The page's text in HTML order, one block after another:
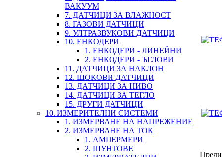
ВАКУУМ
7. ДАТЧИЦИ ЗА ВЛАЖНОСТ
8. ГАЗОВИ ДАТЧИЦИ
9. УЛТРАЗВУКОВИ ДАТЧИЦИ
10. ЕНКОДЕРИ
1. ЕНКОДЕРИ - ЛИНЕЙНИ
2. ЕНКОДЕРИ - ЪГЛОВИ
11. ДАТЧИЦИ ЗА НАКЛОН
12. ШОКОВИ ДАТЧИЦИ
13. ДАТЧИЦИ ЗА НИВО
14. ДАТЧИЦИ ЗА ТЕГЛО
15. ДРУГИ ДАТЧИЦИ
10. ИЗМЕРИТЕЛНИ СИСТЕМИ
1. ИЗМЕРВАНЕ НА НАПРЕЖЕНИЕ
2. ИЗМЕРВАНЕ НА ТОК
1. АМПЕРМЕРИ
2. ШУНТОВЕ